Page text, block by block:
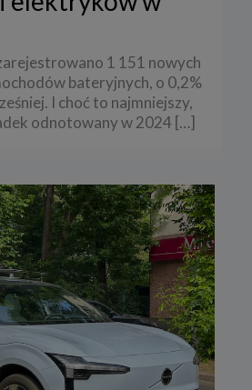
1 151 nowych
bateryjnych, o 0,2%
I choć to najmniejszy,
odnotowany w 2024 […]